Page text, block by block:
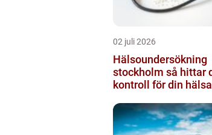
02 juli 2026
Hälsoundersökning
stockholm så hittar du rätt
kontroll för din hälsa